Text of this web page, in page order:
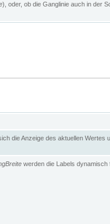
), oder, ob die Ganglinie auch in der
die Anzeige des aktuellen Wertes
werden die Labels dynamisch